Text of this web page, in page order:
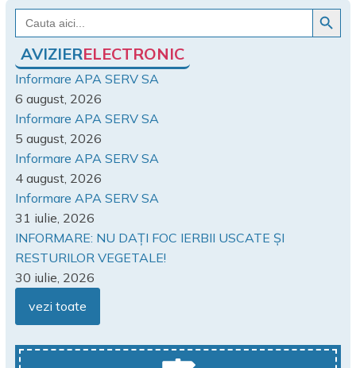
Search
for:
Search Button
AVIZIERELECTRONIC
Informare APA SERV SA
6 august, 2026
Informare APA SERV SA
5 august, 2026
Informare APA SERV SA
4 august, 2026
Informare APA SERV SA
31 iulie, 2026
INFORMARE: NU DAȚI FOC IERBII USCATE ȘI
RESTURILOR VEGETALE!
30 iulie, 2026
vezi toate